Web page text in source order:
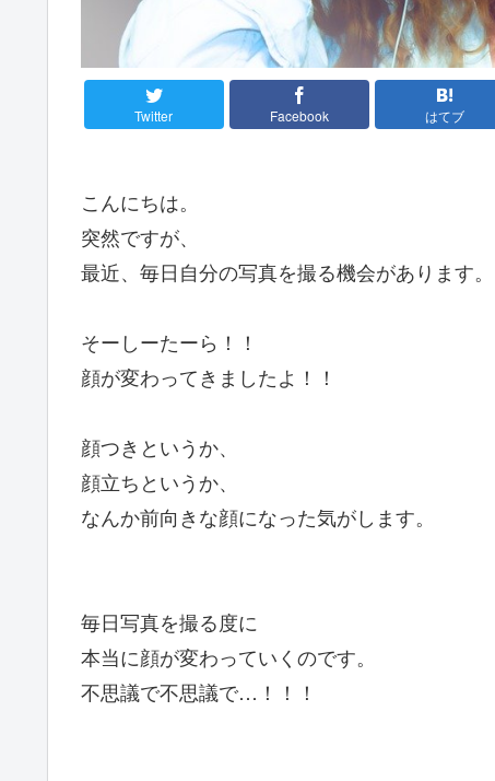
Twitter Facebook はてブ
こんにちは。
突然ですが、
最近、毎日自分の写真を撮る機会があります。
そーしーたーら！！
顔が変わってきましたよ！！
顔つきというか、
顔立ちというか、
なんか前向きな顔になった気がします。
毎日写真を撮る度に
本当に顔が変わっていくのです。
不思議で不思議で…！！！